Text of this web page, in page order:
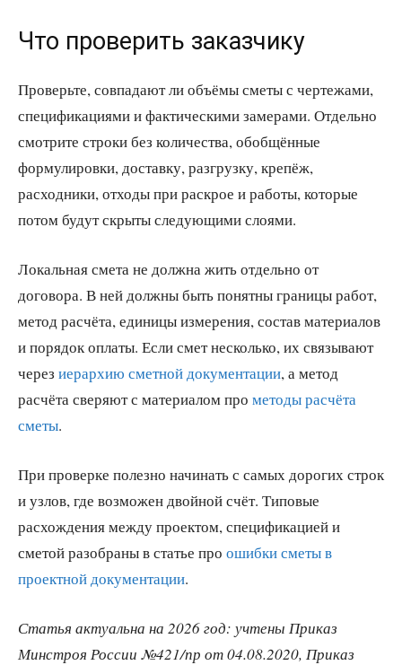
Что проверить заказчику
Проверьте, совпадают ли объёмы сметы с чертежами,
спецификациями и фактическими замерами. Отдельно
смотрите строки без количества, обобщённые
формулировки, доставку, разгрузку, крепёж,
расходники, отходы при раскрое и работы, которые
потом будут скрыты следующими слоями.
Локальная смета не должна жить отдельно от
договора. В ней должны быть понятны границы работ,
метод расчёта, единицы измерения, состав материалов
и порядок оплаты. Если смет несколько, их связывают
через иерархию сметной документации, а метод
расчёта сверяют с материалом про методы расчёта
сметы.
При проверке полезно начинать с самых дорогих строк
и узлов, где возможен двойной счёт. Типовые
расхождения между проектом, спецификацией и
сметой разобраны в статье про ошибки сметы в
проектной документации.
Статья актуальна на 2026 год: учтены Приказ
Минстроя России №421/пр от 04.08.2020, Приказ